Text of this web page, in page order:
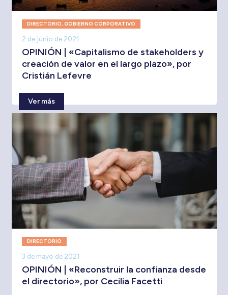
DIRECTORIO, GOBIERNO CORPORATIVO
2 de junio de 2021
OPINIÓN | «Capitalismo de stakeholders y
creación de valor en el largo plazo», por
Cristián Lefevre
Ver más
DIRECTORIO
3 de mayo de 2021
OPINIÓN | «Reconstruir la confianza desde
el directorio», por Cecilia Facetti